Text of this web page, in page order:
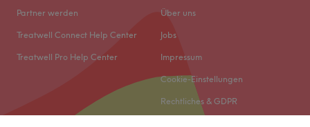
Gründlich
Partner werden
Treatwell Connect Help Center
Treatwell Pro Help Center
Über uns
Jobs
Impressum
Cookie-Einstellungen
Rechtliches & GDPR